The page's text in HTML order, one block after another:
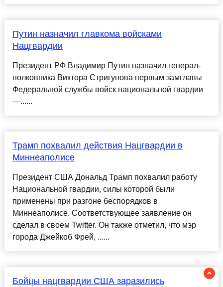
Путин назначил главкома войсками
Нацгвардии
Президент РФ Владимир Путин назначил генерал-
полковника Виктора Стригунова первым замглавы
Федеральной службы войск национальной гвардии
—......
Трамп похвалил действия Нацгвардии в
Миннеаполисе
Президент США Дональд Трамп похвалил работу
Национальной гвардии, силы которой были
применены при разгоне беспорядков в
Миннеаполисе. Соответствующее заявление он
сделал в своем Twitter. Он также отметил, что мэр
города Джейкоб Фрей, ......
Бойцы нацгвардии США заразились